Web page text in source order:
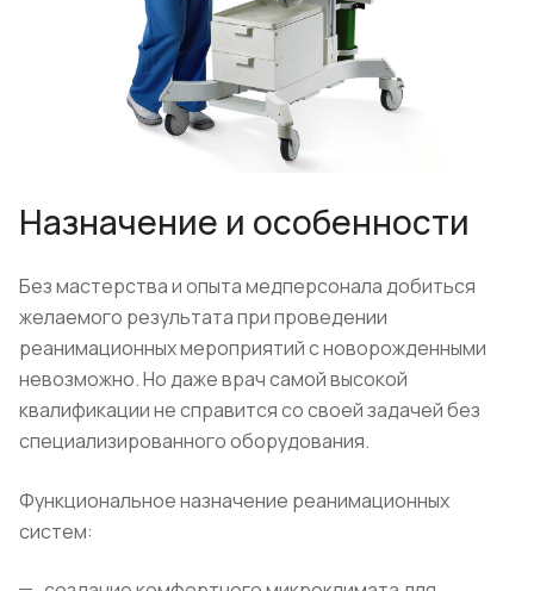
Назначение и особенности
Без мастерства и опыта медперсонала добиться
желаемого результата при проведении
реанимационных мероприятий с новорожденными
невозможно. Но даже врач самой высокой
квалификации не справится со своей задачей без
специализированного оборудования.
Функциональное назначение реанимационных
систем: